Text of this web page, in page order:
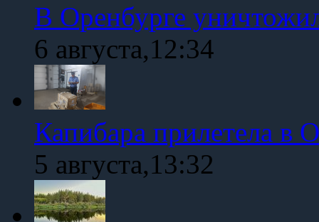
В Оренбурге
6 августа,12:34
Капибара прилетела в
5 августа,13:32